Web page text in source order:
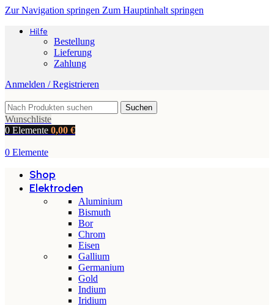
Zur Navigation springen Zum Hauptinhalt springen
Hilfe
Bestellung
Lieferung
Zahlung
Anmelden / Registrieren
Suchen
Wunschliste
0 Elemente 0,00 €
0 Elemente
Shop
Elektroden
Aluminium
Bismuth
Bor
Chrom
Eisen
Gallium
Germanium
Gold
Indium
Iridium